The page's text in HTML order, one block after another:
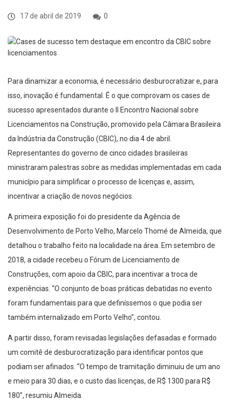
17 de abril de 2019 0
Para dinamizar a economia, é necessário desburocratizar e, para
isso, inovação é fundamental. É o que comprovam os cases de
sucesso apresentados durante o II Encontro Nacional sobre
Licenciamentos na Construção, promovido pela Câmara Brasileira
da Indústria da Construção (CBIC), no dia 4 de abril.
Representantes do governo de cinco cidades brasileiras
ministraram palestras sobre as medidas implementadas em cada
município para simplificar o processo de licenças e, assim,
incentivar a criação de novos negócios.
A primeira exposição foi do presidente da Agência de
Desenvolvimento de Porto Velho, Marcelo Thomé de Almeida, que
detalhou o trabalho feito na localidade na área. Em setembro de
2018, a cidade recebeu o Fórum de Licenciamento de
Construções, com apoio da CBIC, para incentivar a troca de
experiências. “O conjunto de boas práticas debatidas no evento
foram fundamentais para que definíssemos o que podia ser
também internalizado em Porto Velho”, contou.
A partir disso, foram revisadas legislações defasadas e formado
um comitê de desburocratização para identificar pontos que
podiam ser afinados. “O tempo de tramitação diminuiu de um ano
e meio para 30 dias, e o custo das licenças, de R$ 1300 para R$
180”, resumiu Almeida.